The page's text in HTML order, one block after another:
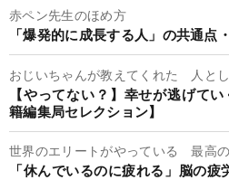
赤ペン先生のほめ方
「爆発的に成長する人」の共通点
おじいちゃんが教えてくれた 人と
【やってない？】幸せが逃げて
籍編集局セレクション】
世界のエリートがやっている 最高の
「休んでいるのに疲れる」脳の